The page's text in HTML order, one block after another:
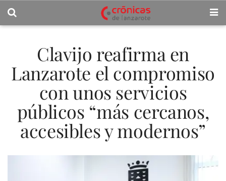
Clavijo reafirma en
Lanzarote el compromiso
con unos servicios
públicos “más cercanos,
accesibles y modernos”